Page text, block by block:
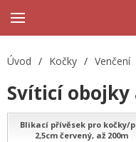
Úvod / Kočky / Venčení
Svíticí obojky
Blikací přívěsek pro kočky/
2,5cm červený, až 200m